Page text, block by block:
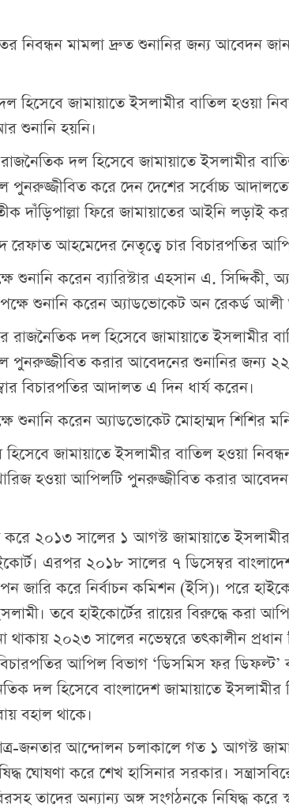
নিবন্ধন মামলা দ্রুত শুনানির জন্য আবেদন
হিসেবে জামায়াতে ইসলামীর বাতিল হওয়া
শুনানি হয়নি।
দল হিসেবে জামায়াতে ইসলামীর
পুনরুজ্জীবিত করে দেন দেশের সর্বোচ্চ
দাঁড়িপাল্লা ফিরে জামায়াতের আইনি লড়াই
রেফাত আহমেদের নেতৃত্বে চার বিচারপতির
শুনানি করেন ব্যারিস্টার এহসান এ. সিদ্দিকী,
পক্ষে শুনানি করেন অ্যাডভোকেট অন রেকর্ড
দল হিসেবে জামায়াতে ইসলামীর
পুনরুজ্জীবিত করার আবেদনের শুনানির জন্য ২২
বিচারপতির আদালত এ দিন ধার্য করেন।
শুনানি করেন অ্যাডভোকেট মোহাম্মদ শিশির
জামায়াতে ইসলামীর বাতিল হওয়া
হওয়া আপিলটি পুনরুজ্জীবিত করার আবেদন
করে ২০১৩ সালের ১ আগস্ট জামায়াতে
এরপর ২০১৮ সালের ৭ ডিসেম্বর
জারি করে নির্বাচন কমিশন (ইসি)। পরে
তবে হাইকোর্টের রায়ের বিরুদ্ধে করা
২০২৩ সালের নভেম্বরে তৎকালীন
বিচারপতির আপিল বিভাগ ‘ডিসমিস ফর
দল হিসেবে বাংলাদেশ জামায়াতে ইসলামীর
বহাল থাকে।
জনতার আন্দোলন চলাকালে গত ১ আগস্ট
ঘোষণা করে শেখ হাসিনার সরকার।
তাদের অন্যান্য অঙ্গ সংগঠনকে নিষিদ্ধ করে